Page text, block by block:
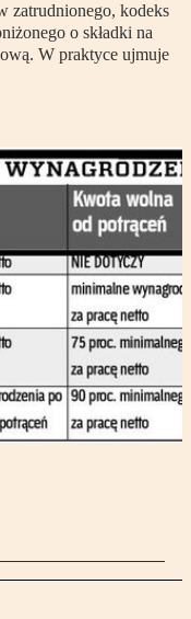
zatrudnionego, kodeks
o składki na
W praktyce ujmuje